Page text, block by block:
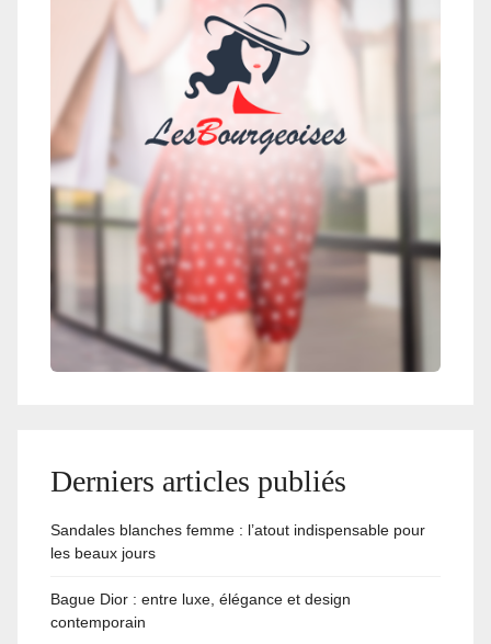
Derniers articles publiés
Sandales blanches femme : l’atout indispensable pour
les beaux jours
Bague Dior : entre luxe, élégance et design
contemporain